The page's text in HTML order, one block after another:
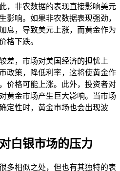
，非农数据的表现直接影响美元
影响。如果非农数据表现强劲，
息，导致美元上涨，而黄金作为
格下跌。
差，市场对美国经济的担忧上
政策，降低利率，这将使黄金作
价格可能上涨。此外，投资者对
黄金市场产生巨大影响。当市场
定性时，黄金市场也会出现波
白银市场的压力
多相似之处，但也有其独特的表